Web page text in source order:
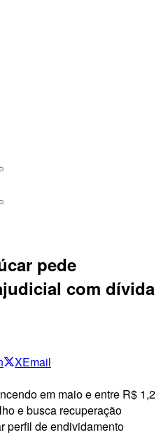
pede
com dívida
XEmail
em maio e entre R$ 1,2
e busca recuperação
perfil de endividamento